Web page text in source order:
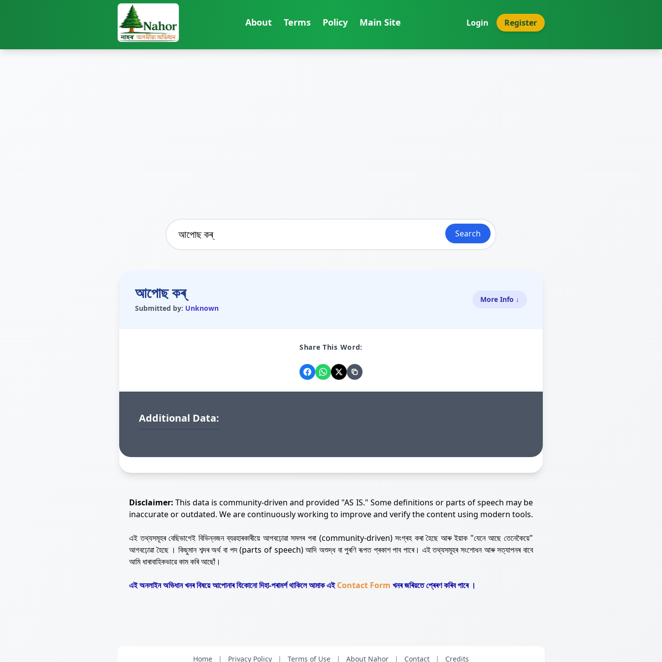
About Terms Policy Main Site Login Register
Search
আপোছ কৰ্
Submitted by: Unknown
More Info ↓
Share This Word:
Additional Data:
Disclaimer: This data is community-driven and provided "AS IS." Some definitions or parts of speech may be
inaccurate or outdated. We are continuously working to improve and verify the content using modern tools.
এই তথ্যসমূহৰ বেছিভাগেই বিভিন্নজন ব্যৱহাৰকাৰীয়ে আগবঢ়োৱা সমলৰ পৰা (community-driven) সংগ্ৰহ কৰা হৈছে আৰু ইয়াক "যেনে আছে তেনেকৈয়ে"
আগবঢ়োৱা হৈছে । কিছুমান শব্দৰ অৰ্থ বা পদ (parts of speech) আদি অশুদ্ধ বা পুৰণি ৰূপত প্ৰকাশ পাব পাৰে। এই তথ্যসমূহৰ সংশোধন আৰু সত্যাপনৰ বাবে
আমি ধাৰাবাহিকভাৱে কাম কৰি আছোঁ।
এই অনলাইন অভিধান খনৰ বিষয়ে আপোনাৰ যিকোনো দিহা-পৰামৰ্শ থাকিলে আমাক এইContact Form খনৰ জৰিয়তে প্ৰেৰণ কৰিব পাৰে ।
Home | Privacy Policy | Terms of Use | About Nahor | Contact | Credits